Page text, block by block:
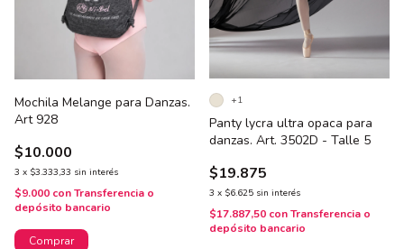
Mochila Melange para Danzas.
Art 928
$10.000
3 x $3.333,33 sin interés
$9.000 conTransferencia o
depósito bancario
Comprar
Panty lycra ultra opaca para
danzas. Art. 3502D - Talle 5
$19.875
3 x $6.625 sin interés
$17.887,50 conTransferencia o
depósito bancario
+1